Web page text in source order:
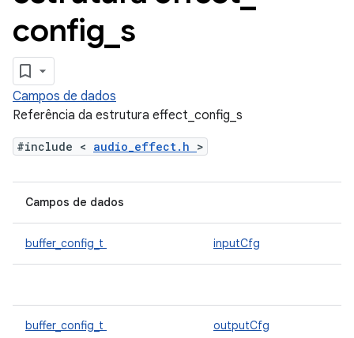
config s
Campos de dados
Referência da estrutura effect_config_s
#include < audio_effect.h >
Campos de dados
buffer_config_t inputCfg
buffer_config_t outputCfg